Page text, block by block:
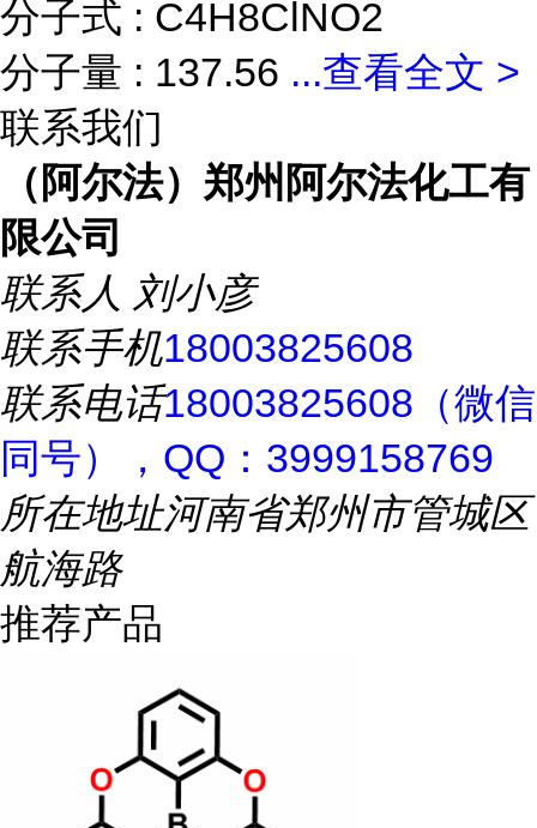
分子式 : C4H8ClNO2
分子量 : 137.56 ...查看全文 >
联系我们
（阿尔法）郑州阿尔法化工有
限公司
联系人 刘小彦
联系手机18003825608
联系电话18003825608（微信
同号），QQ：3999158769
所在地址河南省郑州市管城区
航海路
推荐产品